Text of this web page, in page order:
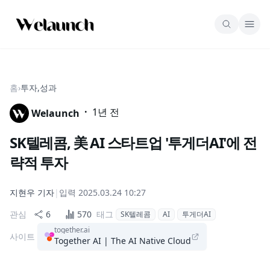
홈›투자,성과
Welaunch · 1년 전
SK텔레콤, 美 AI 스타트업 '투게더AI'에 전
략적 투자
지현우 기자| 입력 2025.03.24 10:27
관심
6 570 태그 SK텔레콤 AI 투게더AI
사이트
together.ai
Together AI | The AI Native Cloud